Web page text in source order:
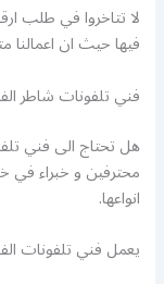
لا تتاخروا في طلب
فيها حيث ان اعمالنا
فني تلفونات شاطر
هل تحتاج الى فني
محترفين و خبراء في
انواعها.
يعمل فني تلفونات